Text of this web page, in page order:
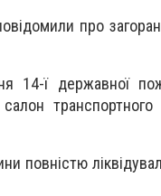
про
14-ї державної
транспортного
повністю